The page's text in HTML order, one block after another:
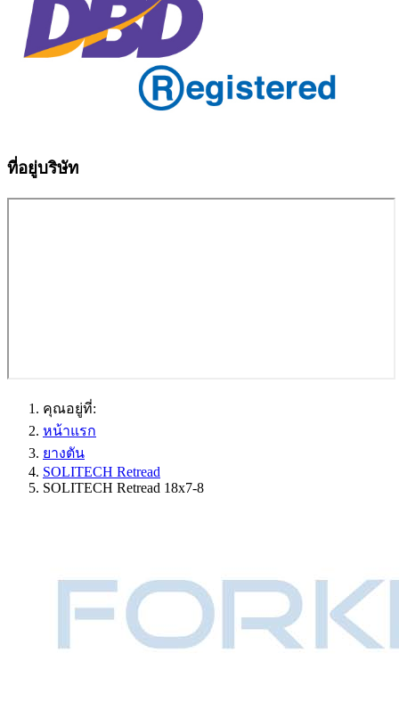
ที่อยู่บริษัท
คุณอยู่ที่:
หน้าแรก
ยางตัน
SOLITECH Retread
SOLITECH Retread 18x7-8